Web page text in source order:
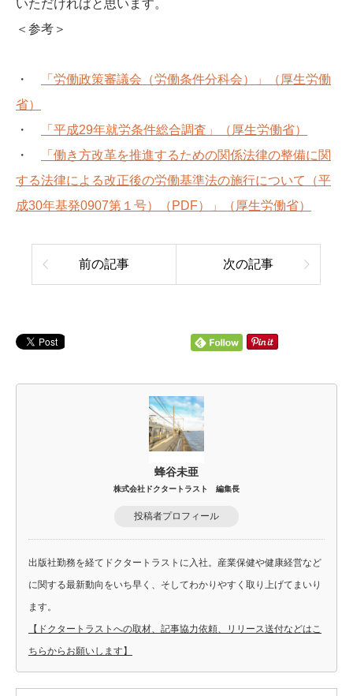
いただければと思います。
＜参考＞
・
「労働政策審議会（労働条件分科会）」（厚生労働
省）
・
「平成29年就労条件総合調査」（厚生労働省）
・
「働き方改革を推進するための関係法律の整備に関
する法律による改正後の労働基準法の施行について（平
成30年基発0907第１号）（PDF）」（厚生労働省）
前の記事 次の記事
蜂谷未亜
株式会社ドクタートラスト 編集長
投稿者プロフィール
出版社勤務を経てドクタートラストに入社。産業保健や健康経営など
に関する最新動向をいち早く、そしてわかりやすく取り上げてまいり
ます。
【ドクタートラストへの取材、記事協力依頼、リリース送付などはこ
ちらからお願いします】